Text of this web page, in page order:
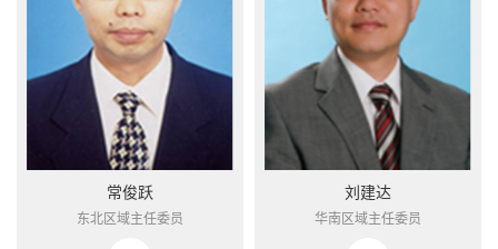
常俊跃
东北区域主任委员
刘建达
华南区域主任委员